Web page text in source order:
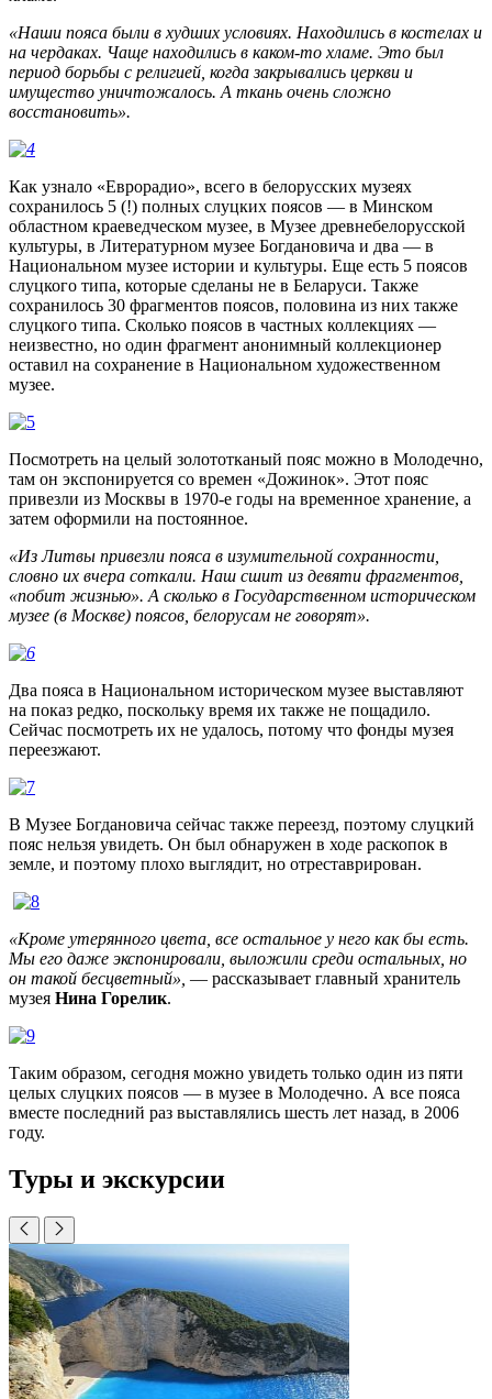
«Наши пояса были в худших условиях. Находились в костелах и
на чердаках. Чаще находились в каком-то хламе. Это был
период борьбы с религией, когда закрывались церкви и
имущество уничтожалось. А ткань очень сложно
восстановить».
Как узнало «Еврорадио», всего в белорусских музеях
сохранилось 5 (!) полных слуцких поясов — в Минском
областном краеведческом музее, в Музее древнебелорусской
культуры, в Литературном музее Богдановича и два — в
Национальном музее истории и культуры. Еще есть 5 поясов
слуцкого типа, которые сделаны не в Беларуси. Также
сохранилось 30 фрагментов поясов, половина из них также
слуцкого типа. Сколько поясов в частных коллекциях —
неизвестно, но один фрагмент анонимный коллекционер
оставил на сохранение в Национальном художественном
музее.
Посмотреть на целый золототканый пояс можно в Молодечно,
там он экспонируется со времен «Дожинок». Этот пояс
привезли из Москвы в 1970-е годы на временное хранение, а
затем оформили на постоянное.
«Из Литвы привезли пояса в изумительной сохранности,
словно их вчера соткали. Наш сшит из девяти фрагментов,
«побит жизнью». А сколько в Государственном историческом
музее (в Москве) поясов, белорусам не говорят».
Два пояса в Национальном историческом музее выставляют
на показ редко, поскольку время их также не пощадило.
Сейчас посмотреть их не удалось, потому что фонды музея
переезжают.
В Музее Богдановича сейчас также переезд, поэтому слуцкий
пояс нельзя увидеть. Он был обнаружен в ходе раскопок в
земле, и поэтому плохо выглядит, но отреставрирован.
«Кроме утерянного цвета, все остальное у него как бы есть.
Мы его даже экспонировали, выложили среди остальных, но
он такой бесцветный», — рассказывает главный хранитель
музея Нина Горелик.
Таким образом, сегодня можно увидеть только один из пяти
целых слуцких поясов — в музее в Молодечно. А все пояса
вместе последний раз выставлялись шесть лет назад, в 2006
году.
Туры и экскурсии